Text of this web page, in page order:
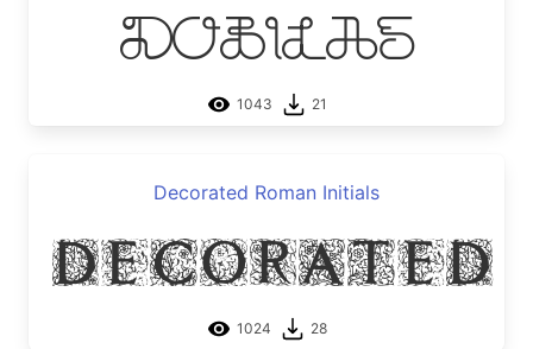
Dobilas
1043 21
Decorated Roman Initials
1024 28